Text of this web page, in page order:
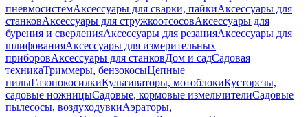
пневмосистемАксессуары для сварки, пайкиАксессуары для
станковАксессуары для стружкоотсосовАксессуары для
бурения и сверленияАксессуары для резанияАксессуары для
шлифованияАксессуары для измерительных
приборовАксессуары для станковДом и садСадовая
техникаТриммеры, бензокосыЦепные
пилыГазонокосилкиКультиваторы, мотоблокиКусторезы,
садовые ножницыСадовые, кормовые измельчителиСадовые
пылесосы, воздуходувкиАэраторы,